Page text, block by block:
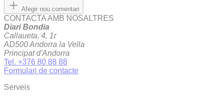
Afegir nou comentari
CONTACTA AMB NOSALTRES
Diari Bondia
Callaueta, 4, 1r
AD500 Andorra la Vella
Principat d'Andorra
Tel. +376 80 88 88
Formulari de contacte
Serveis